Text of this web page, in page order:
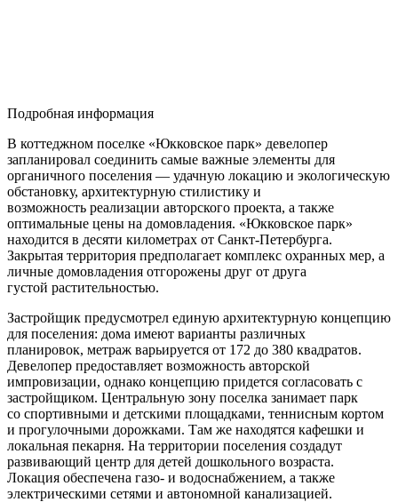
Подробная информация
В коттеджном поселке «Юкковское парк» девелопер
запланировал соединить самые важные элементы для
органичного поселения — удачную локацию и экологическую
обстановку, архитектурную стилистику и
возможность реализации авторского проекта, а также
оптимальные цены на домовладения. «Юкковское парк»
находится в десяти километрах от Санкт-Петербурга.
Закрытая территория предполагает комплекс охранных мер, а
личные домовладения отгорожены друг от друга
густой растительностью.
Застройщик предусмотрел единую архитектурную концепцию
для поселения: дома имеют варианты различных
планировок, метраж варьируется от 172 до 380 квадратов.
Девелопер предоставляет возможность авторской
импровизации, однако концепцию придется согласовать с
застройщиком. Центральную зону поселка занимает парк
со спортивными и детскими площадками, теннисным кортом
и прогулочными дорожками. Там же находятся кафешки и
локальная пекарня. На территории поселения создадут
развивающий центр для детей дошкольного возраста.
Локация обеспечена газо- и водоснабжением, а также
электрическими сетями и автономной канализацией.